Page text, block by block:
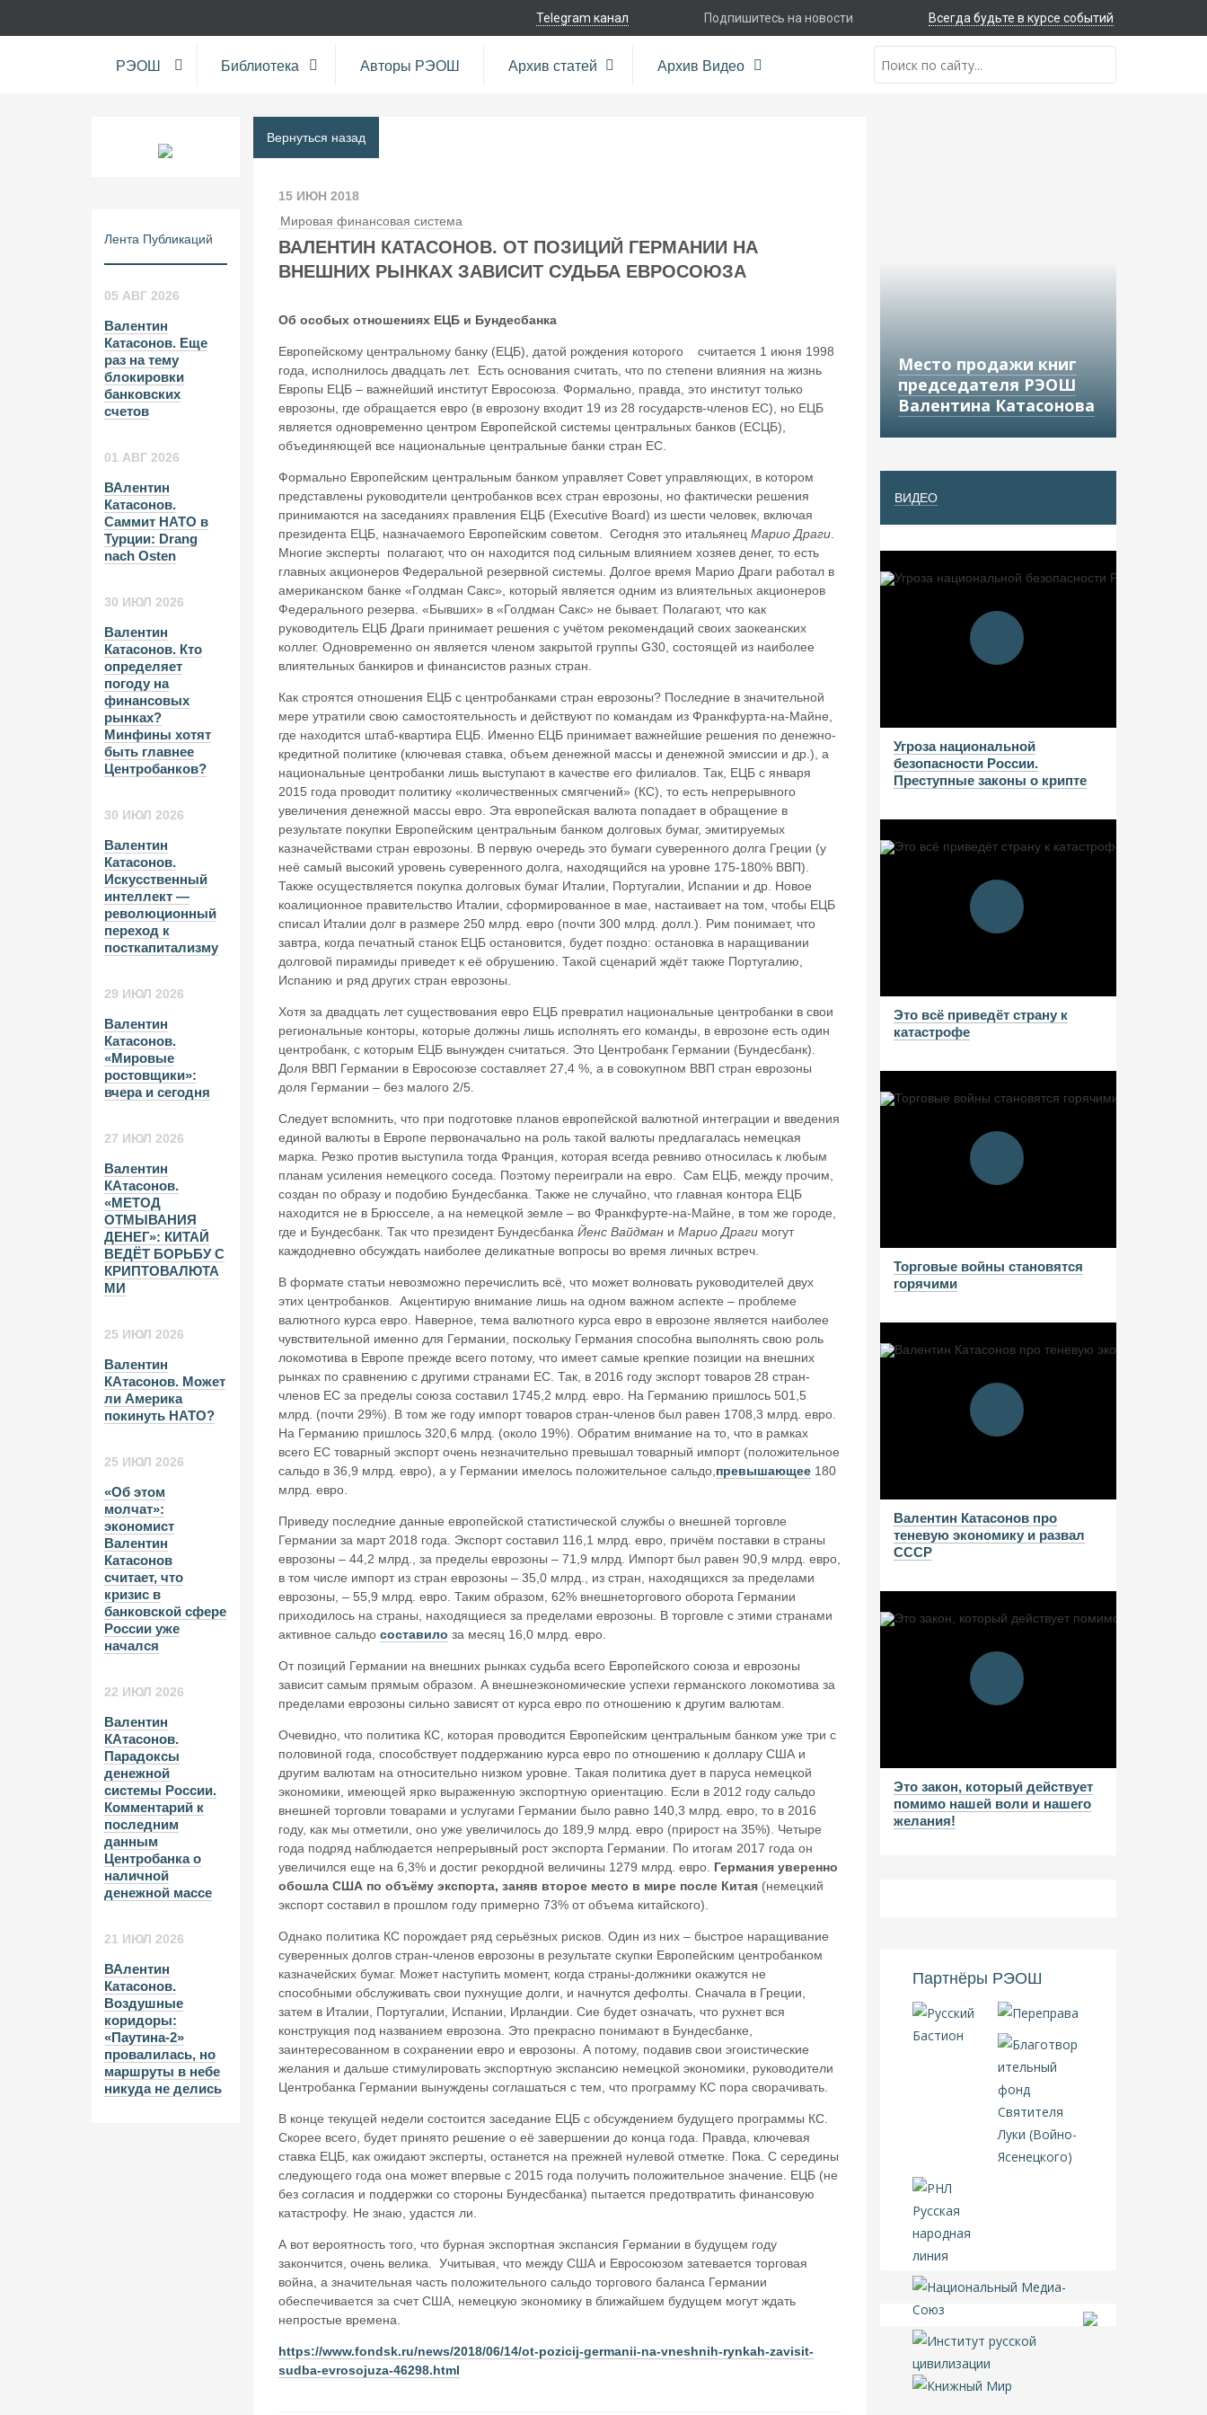
Telegram канал Подпишитесь на новости Всегда будьте в курсе событий
РЭОШ Библиотека Авторы РЭОШ Архив статей Архив Видео
Лента Публикаций
05 АВГ 2026
Валентин
Катасонов. Еще
раз на тему
блокировки
банковских
счетов
01 АВГ 2026
ВАлентин
Катасонов.
Саммит НАТО в
Турции: Drang
nach Osten
30 ИЮЛ 2026
Валентин
Катасонов. Кто
определяет
погоду на
финансовых
рынках?
Минфины хотят
быть главнее
Центробанков?
30 ИЮЛ 2026
Валентин
Катасонов.
Искусственный
интеллект —
революционный
переход к
посткапитализму
29 ИЮЛ 2026
Валентин
Катасонов.
«Мировые
ростовщики»:
вчера и сегодня
27 ИЮЛ 2026
Валентин
КАтасонов.
«МЕТОД
ОТМЫВАНИЯ
ДЕНЕГ»: КИТАЙ
ВЕДЁТ БОРЬБУ С
КРИПТОВАЛЮТА
МИ
25 ИЮЛ 2026
Валентин
КАтасонов. Может
ли Америка
покинуть НАТО?
25 ИЮЛ 2026
«Об этом
молчат»:
экономист
Валентин
Катасонов
считает, что
кризис в
банковской сфере
России уже
начался
22 ИЮЛ 2026
Валентин
КАтасонов.
Парадоксы
денежной
системы России.
Комментарий к
последним
данным
Центробанка о
наличной
денежной массе
21 ИЮЛ 2026
ВАлентин
Катасонов.
Воздушные
коридоры:
«Паутина-2»
провалилась, но
маршруты в небе
никуда не делись
Вернуться назад
15 ИЮН 2018
Мировая финансовая система
ВАЛЕНТИН КАТАСОНОВ. ОТ ПОЗИЦИЙ ГЕРМАНИИ НА
ВНЕШНИХ РЫНКАХ ЗАВИСИТ СУДЬБА ЕВРОСОЮЗА
Об особых отношениях ЕЦБ и Бундесбанка
Европейскому центральному банку (ЕЦБ), датой рождения которого считается 1 июня 1998
года, исполнилось двадцать лет. Есть основания считать, что по степени влияния на жизнь
Европы ЕЦБ – важнейший институт Евросоюза. Формально, правда, это институт только
еврозоны, где обращается евро (в еврозону входит 19 из 28 государств-членов ЕС), но ЕЦБ
является одновременно центром Европейской системы центральных банков (ЕСЦБ),
объединяющей все национальные центральные банки стран ЕС.
Формально Европейским центральным банком управляет Совет управляющих, в котором
представлены руководители центробанков всех стран еврозоны, но фактически решения
принимаются на заседаниях правления ЕЦБ (Executive Board) из шести человек, включая
президента ЕЦБ, назначаемого Европейским советом. Сегодня это итальянец Марио Драги.
Многие эксперты полагают, что он находится под сильным влиянием хозяев денег, то есть
главных акционеров Федеральной резервной системы. Долгое время Марио Драги работал в
американском банке «Голдман Сакс», который является одним из влиятельных акционеров
Федерального резерва. «Бывших» в «Голдман Сакс» не бывает. Полагают, что как
руководитель ЕЦБ Драги принимает решения с учётом рекомендаций своих заокеанских
коллег. Одновременно он является членом закрытой группы G30, состоящей из наиболее
влиятельных банкиров и финансистов разных стран.
Как строятся отношения ЕЦБ с центробанками стран еврозоны? Последние в значительной
мере утратили свою самостоятельность и действуют по командам из Франкфурта-на-Майне,
где находится штаб-квартира ЕЦБ. Именно ЕЦБ принимает важнейшие решения по денежно-
кредитной политике (ключевая ставка, объем денежной массы и денежной эмиссии и др.), а
национальные центробанки лишь выступают в качестве его филиалов. Так, ЕЦБ с января
2015 года проводит политику «количественных смягчений» (КС), то есть непрерывного
увеличения денежной массы евро. Эта европейская валюта попадает в обращение в
результате покупки Европейским центральным банком долговых бумаг, эмитируемых
казначействами стран еврозоны. В первую очередь это бумаги суверенного долга Греции (у
неё самый высокий уровень суверенного долга, находящийся на уровне 175-180% ВВП).
Также осуществляется покупка долговых бумаг Италии, Португалии, Испании и др. Новое
коалиционное правительство Италии, сформированное в мае, настаивает на том, чтобы ЕЦБ
списал Италии долг в размере 250 млрд. евро (почти 300 млрд. долл.). Рим понимает, что
завтра, когда печатный станок ЕЦБ остановится, будет поздно: остановка в наращивании
долговой пирамиды приведет к её обрушению. Такой сценарий ждёт также Португалию,
Испанию и ряд других стран еврозоны.
Хотя за двадцать лет существования евро ЕЦБ превратил национальные центробанки в свои
региональные конторы, которые должны лишь исполнять его команды, в еврозоне есть один
центробанк, с которым ЕЦБ вынужден считаться. Это Центробанк Германии (Бундесбанк).
Доля ВВП Германии в Евросоюзе составляет 27,4 %, а в совокупном ВВП стран еврозоны
доля Германии – без малого 2/5.
Следует вспомнить, что при подготовке планов европейской валютной интеграции и введения
единой валюты в Европе первоначально на роль такой валюты предлагалась немецкая
марка. Резко против выступила тогда Франция, которая всегда ревниво относилась к любым
планам усиления немецкого соседа. Поэтому переиграли на евро. Сам ЕЦБ, между прочим,
создан по образу и подобию Бундесбанка. Также не случайно, что главная контора ЕЦБ
находится не в Брюсселе, а на немецкой земле – во Франкфурте-на-Майне, в том же городе,
где и Бундесбанк. Так что президент Бундесбанка Йенс Вайдмани Марио Драгимогут
каждодневно обсуждать наиболее деликатные вопросы во время личных встреч.
В формате статьи невозможно перечислить всё, что может волновать руководителей двух
этих центробанков. Акцентирую внимание лишь на одном важном аспекте – проблеме
валютного курса евро. Наверное, тема валютного курса евро в еврозоне является наиболее
чувствительной именно для Германии, поскольку Германия способна выполнять свою роль
локомотива в Европе прежде всего потому, что имеет самые крепкие позиции на внешних
рынках по сравнению с другими странами ЕС. Так, в 2016 году экспорт товаров 28 стран-
членов ЕС за пределы союза составил 1745,2 млрд. евро. На Германию пришлось 501,5
млрд. (почти 29%). В том же году импорт товаров стран-членов был равен 1708,3 млрд. евро.
На Германию пришлось 320,6 млрд. (около 19%). Обратим внимание на то, что в рамках
всего ЕС товарный экспорт очень незначительно превышал товарный импорт (положительное
сальдо в 36,9 млрд. евро), а у Германии имелось положительное сальдо, превышающее180
млрд. евро.
Приведу последние данные европейской статистической службы о внешней торговле
Германии за март 2018 года. Экспорт составил 116,1 млрд. евро, причём поставки в страны
еврозоны – 44,2 млрд., за пределы еврозоны – 71,9 млрд. Импорт был равен 90,9 млрд. евро,
в том числе импорт из стран еврозоны – 35,0 млрд., из стран, находящихся за пределами
еврозоны, – 55,9 млрд. евро. Таким образом, 62% внешнеторгового оборота Германии
приходилось на страны, находящиеся за пределами еврозоны. В торговле с этими странами
активное сальдо составило за месяц 16,0 млрд. евро.
От позиций Германии на внешних рынках судьба всего Европейского союза и еврозоны
зависит самым прямым образом. А внешнеэкономические успехи германского локомотива за
пределами еврозоны сильно зависят от курса евро по отношению к другим валютам.
Очевидно, что политика КС, которая проводится Европейским центральным банком уже три с
половиной года, способствует поддержанию курса евро по отношению к доллару США и
другим валютам на относительно низком уровне. Такая политика дует в паруса немецкой
экономики, имеющей ярко выраженную экспортную ориентацию. Если в 2012 году сальдо
внешней торговли товарами и услугами Германии было равно 140,3 млрд. евро, то в 2016
году, как мы отметили, оно уже увеличилось до 189,9 млрд. евро (прирост на 35%). Четыре
года подряд наблюдается непрерывный рост экспорта Германии. По итогам 2017 года он
увеличился еще на 6,3% и достиг рекордной величины 1279 млрд. евро. Германия уверенно
обошла США по объёму экспорта, заняв второе место в мире после Китая(немецкий
экспорт составил в прошлом году примерно 73% от объема китайского).
Однако политика КС порождает ряд серьёзных рисков. Один из них – быстрое наращивание
суверенных долгов стран-членов еврозоны в результате скупки Европейским центробанком
казначейских бумаг. Может наступить момент, когда страны-должники окажутся не
способными обслуживать свои пухнущие долги, и начнутся дефолты. Сначала в Греции,
затем в Италии, Португалии, Испании, Ирландии. Сие будет означать, что рухнет вся
конструкция под названием еврозона. Это прекрасно понимают в Бундесбанке,
заинтересованном в сохранении евро и еврозоны. А потому, подавив свои эгоистические
желания и дальше стимулировать экспортную экспансию немецкой экономики, руководители
Центробанка Германии вынуждены соглашаться с тем, что программу КС пора сворачивать.
В конце текущей недели состоится заседание ЕЦБ с обсуждением будущего программы КС.
Скорее всего, будет принято решение о её завершении до конца года. Правда, ключевая
ставка ЕЦБ, как ожидают эксперты, останется на прежней нулевой отметке. Пока. С середины
следующего года она может впервые с 2015 года получить положительное значение. ЕЦБ (не
без согласия и поддержки со стороны Бундесбанка) пытается предотвратить финансовую
катастрофу. Не знаю, удастся ли.
А вот вероятность того, что бурная экспортная экспансия Германии в будущем году
закончится, очень велика. Учитывая, что между США и Евросоюзом затевается торговая
война, а значительная часть положительного сальдо торгового баланса Германии
обеспечивается за счет США, немецкую экономику в ближайшем будущем могут ждать
непростые времена.
https://www.fondsk.ru/news/2018/06/14/ot-pozicij-germanii-na-vneshnih-rynkah-zavisit-
sudba-evrosojuza-46298.html
Место продажи книг
председателя РЭОШ
Валентина Катасонова
ВИДЕО
Угроза национальной
безопасности России.
Преступные законы о крипте
Это всё приведёт страну к
катастрофе
Торговые войны становятся
горячими
Валентин Катасонов про
теневую экономику и развал
СССР
Это закон, который действует
помимо нашей воли и нашего
желания!
Партнёры РЭОШ